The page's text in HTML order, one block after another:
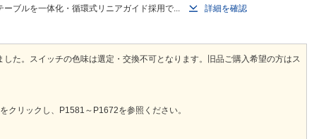
ブルを一体化・循環式リニアガイド採用で...
詳細を確認
た。スイッチの色味は選定・交換不可となります。旧品ご購入希望の方はス
クリックし、P1581～P1672を参照ください。